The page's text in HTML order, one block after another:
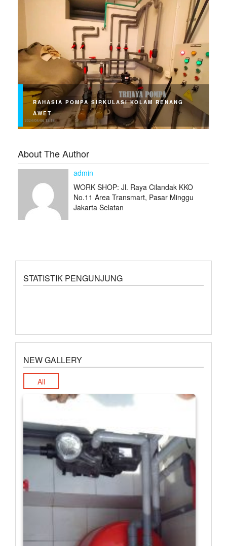
RAHASIA POMPA SIRKULASI KOLAM RENANG
AWET
About The Author
admin
WORK SHOP: Jl. Raya Cilandak KKO
No.11 Area Transmart, Pasar Minggu
Jakarta Selatan
STATISTIK PENGUNJUNG
NEW GALLERY
All